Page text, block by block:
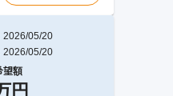
2026/05/20
2026/05/20
望額
円